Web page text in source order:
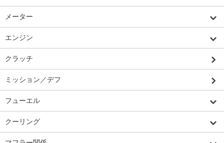
メーター
エンジン
クラッチ
ミッション／デフ
フューエル
クーリング